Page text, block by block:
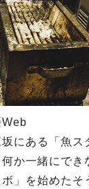
にある「魚ス
か一緒にでき
」を始めたそ